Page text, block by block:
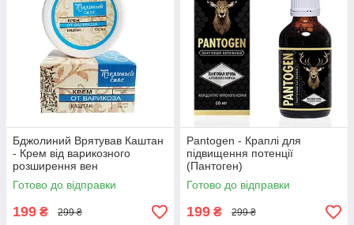
Бджолиний Врятував Каштан
- Крем від варикозного
розширення вен
Готово до відправки
199 ₴ 299 ₴
Pantogen - Краплі для
підвищення потенції
(Пантоген)
Готово до відправки
199 ₴ 299 ₴